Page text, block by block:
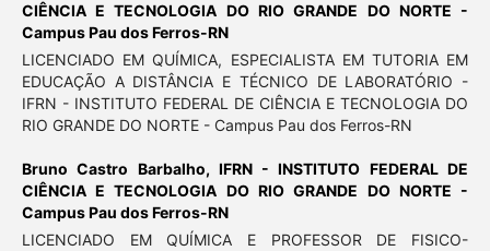
CIÊNCIA E TECNOLOGIA DO RIO GRANDE DO NORTE -
Campus Pau dos Ferros-RN
LICENCIADO EM QUÍMICA, ESPECIALISTA EM TUTORIA EM
EDUCAÇÃO A DISTÂNCIA E TÉCNICO DE LABORATÓRIO -
IFRN - INSTITUTO FEDERAL DE CIÊNCIA E TECNOLOGIA DO
RIO GRANDE DO NORTE - Campus Pau dos Ferros-RN
Bruno Castro Barbalho, IFRN - INSTITUTO FEDERAL DE
CIÊNCIA E TECNOLOGIA DO RIO GRANDE DO NORTE -
Campus Pau dos Ferros-RN
LICENCIADO EM QUÍMICA E PROFESSOR DE FISICO-